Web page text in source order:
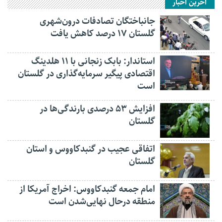
جانباختگان تصادفات درون‌شهری
گلستان ۱۷ درصد کاهش یافت
استاندار: بابک زنجانی با ۱۱ هلدینگ
اقتصادی پیگیر سرمایه‌گذاری در گلستان
است
افزایش ۵۳ درصدی بارندگی‌ها در
گلستان
اتفاقی عجیب در‌ گنبدکاووس و استان
گلستان
امام جمعه گنبدکاووس: اخراج آمریکا از
منطقه درحال نهایی‌شدن است